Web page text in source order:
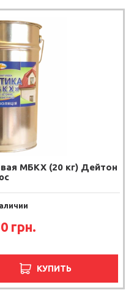
МБКХ (20 кг) Дейтон
грн.
КУПИТЬ